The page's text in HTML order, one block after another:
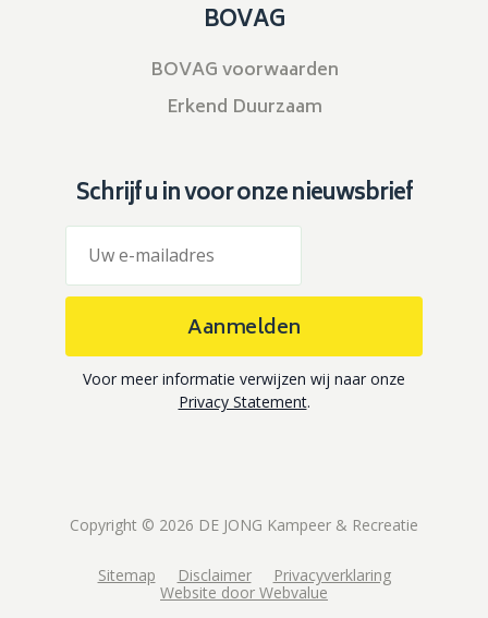
BOVAG
BOVAG voorwaarden
Erkend Duurzaam
Schrijf u in voor onze nieuwsbrief
Aanmelden
Voor meer informatie verwijzen wij naar onze
Privacy Statement.
Copyright © 2026 DE JONG Kampeer & Recreatie
Sitemap Disclaimer
Privacyverklaring
Website door Webvalue